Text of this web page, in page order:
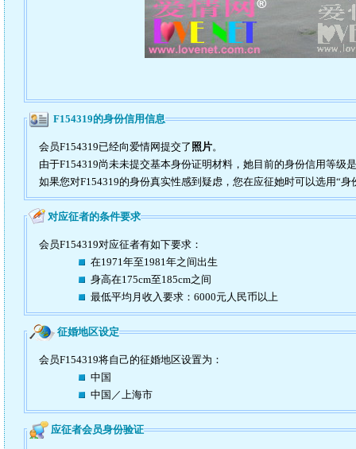
F154319的身份信用信息
会员F154319已经向爱情网提交了 照片。
由于F154319尚未未提交基本身份证明材料，她目前的身份信用等级
如果您对F154319的身份真实性感到疑虑，您在应征她时可以选用“身
对应征者的条件要求
会员F154319对应征者有如下要求：
在1971年至1981年之间出生
身高在175cm至185cm之间
最低平均月收入要求：6000元人民币以上
征婚地区设定
会员F154319将自己的征婚地区设置为：
中国
中国／上海市
应征者会员身份验证